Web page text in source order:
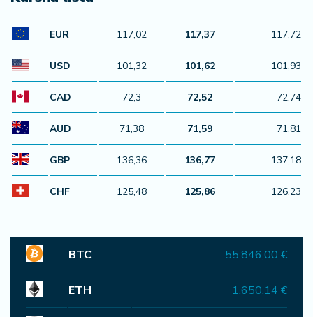
EUR 117,02 117,37 117,72
USD 101,32 101,62 101,93
CAD 72,3 72,52 72,74
AUD 71,38 71,59 71,81
GBP 136,36 136,77 137,18
CHF 125,48 125,86 126,23
BTC 55.846,00 €
ETH 1.650,14 €